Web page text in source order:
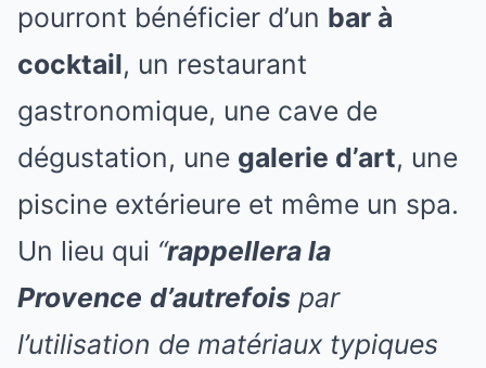
pourront bénéficier d’un bar à
cocktail, un restaurant
gastronomique, une cave de
dégustation, une galerie d’art, une
piscine extérieure et même un spa.
Un lieu qui “rappellera la
Provence d’autrefois par
l’utilisation de matériaux typiques